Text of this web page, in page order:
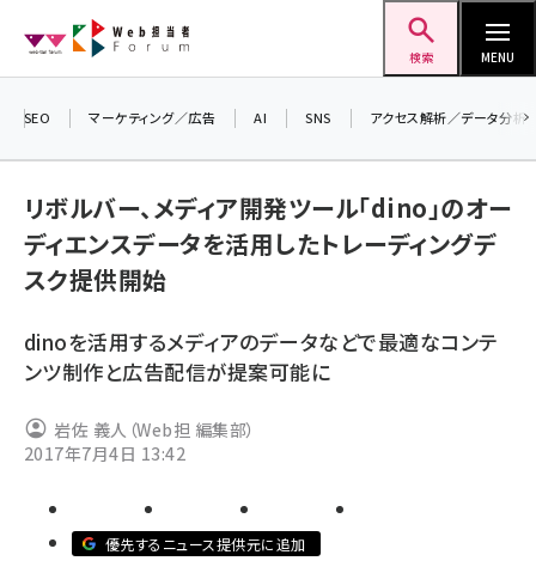
ン
検索 MENU
seo (3516)
youtube (2420)
セミナー (2296)
meo (1274)
SEO マーケティング／広告 AI SNS アクセス解析／データ分析
リボルバー、メディア開発ツール「dino」のオー
ディエンスデータを活用したトレーディングデ
スク提供開始
dinoを活用するメディアのデータなどで最適なコンテ
ンツ制作と広告配信が提案可能に
岩佐 義人（Web担 編集部）
2017年7月4日 13:42
優先するニュース提供元に追加
差